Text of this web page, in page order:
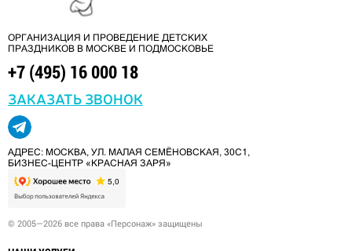
ОРГАНИЗАЦИЯ И ПРОВЕДЕНИЕ ДЕТСКИХ
ПРАЗДНИКОВ В МОСКВЕ И ПОДМОСКОВЬЕ
+7 (495) 16 000 18
ЗАКАЗАТЬ ЗВОНОК
АДРЕС: МОСКВА, УЛ. МАЛАЯ СЕМЁНОВСКАЯ, 30С1,
БИЗНЕС-ЦЕНТР «КРАСНАЯ ЗАРЯ»
© 2005—2026 все права «Персонаж» защищены